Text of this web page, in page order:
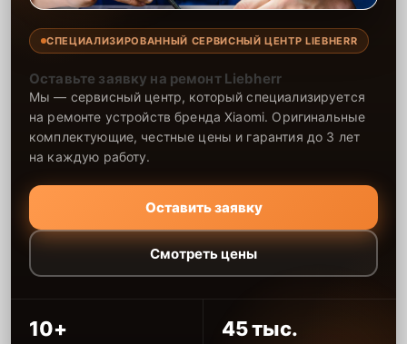
СПЕЦИАЛИЗИРОВАННЫЙ СЕРВИСНЫЙ ЦЕНТР LIEBHERR
Оставьте заявку на ремонт Liebherr
Мы — сервисный центр, который специализируется
на ремонте устройств бренда Xiaomi. Оригинальные
комплектующие, честные цены и гарантия до 3 лет
на каждую работу.
Оставить заявку
Смотреть цены
10+ 45 тыс.